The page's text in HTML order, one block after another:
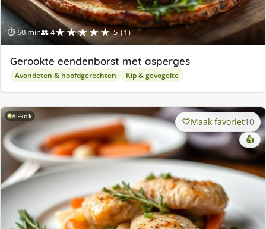
⏱ 60 min👥 4★★★★★ 5 (1)
Gerookte eendenborst met asperges
Avondeten & hoofdgerechten Kip & gevogelte
AI-kok Maak favoriet10
👍